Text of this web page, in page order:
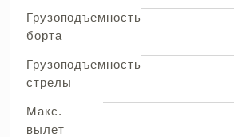
Грузоподъемность
борта
Грузоподъемность
стрелы
Макс.
вылет